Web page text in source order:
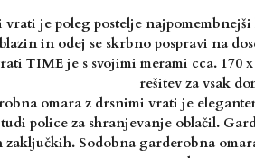
je poleg postelje
in odej se skrbno pospravi na
TIME je s svojimi merami cca. 170
rešitev za vsak
omara z drsnimi vrati je
tudi police za shranjevanje oblačil.
Sodobna garderobna